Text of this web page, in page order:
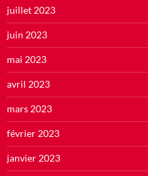
juillet 2023
juin 2023
mai 2023
avril 2023
mars 2023
février 2023
janvier 2023